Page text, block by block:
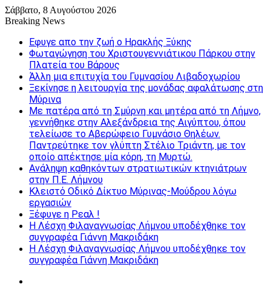
Σάββατο, 8 Αυγούστου 2026
Breaking News
Εφυγε απο την ζωή o Ηρακλής Ξύκης
Φωταγώγηση του Χριστουγεννιάτικου Πάρκου στην
Πλατεία του Βάρους
Άλλη μια επιτυχία του Γυμνασίου Λιβαδοχωρίου
Ξεκίνησε η λειτουργία της μονάδας αφαλάτωσης στη
Μύρινα
Με πατέρα από τη Σμύρνη και μητέρα από τη Λήμνο,
γεννήθηκε στην Αλεξάνδρεια της Αιγύπτου, όπου
τελείωσε το Αβερώφειο Γυμνάσιο Θηλέων.
Παντρεύτηκε τον γλύπτη Στέλιο Τριάντη, με τον
οποίο απέκτησε μία κόρη, τη Μυρτώ.
Ανάληψη καθηκόντων στρατιωτικών κτηνιάτρων
στην Π.Ε. Λήμνου
Κλειστό Οδικό Δίκτυο Μύρινας-Μούδρου λόγω
εργασιών
Ξέφυγε η Ρεαλ !
Η Λέσχη Φιλαναγνωσίας Λήμνου υποδέχθηκε τον
συγγραφέα Γιάννη Μακριδάκη
Η Λέσχη Φιλαναγνωσίας Λήμνου υποδέχθηκε τον
συγγραφέα Γιάννη Μακριδάκη